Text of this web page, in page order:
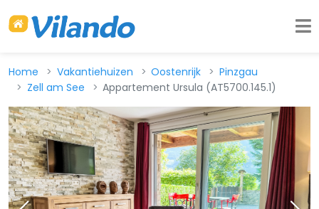
Home Vakantiehuizen Oostenrijk
Pinzgau
Zell am See
Appartement Ursula (AT5700.145.1)